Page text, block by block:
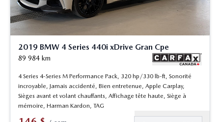
2019 BMW 4 Series 440i xDrive Gran Cpe
89 984 km
4 Series 4-Series M Performance Pack, 320 hp/330 lb-ft, Sonorité
incroyable, Jamais accidenté, Bien entretenue, Apple Carplay,
Sièges avant et volant chauffants, Affichage tête haute, Siège à
mémoire, Harman Kardon, TAG